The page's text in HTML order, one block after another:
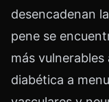
desencadenan
pene se
más vulnerables
diabética a